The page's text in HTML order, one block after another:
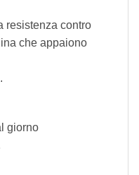
resistenza contro
che appaiono
giorno